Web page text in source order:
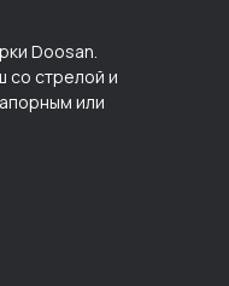
Doosan.
со стрелой и
или